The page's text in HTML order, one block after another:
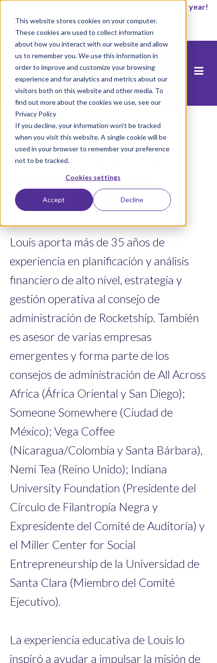
This website stores cookies on your computer.
These cookies are used to collect information
about how you interact with our website and allow
us to remember you. We use this information in
order to improve and customize your browsing
experience and for analytics and metrics about our
visitors both on this website and other media. To
find out more about the cookies we use, see our
Privacy Policy
If you decline, your information won’t be tracked
when you visit this website. A single cookie will be
used in your browser to remember your preference
not to be tracked.
Cookies settings
Accept Decline
It’s not too late to enroll for the 2026-2027 school year!
Empezar ahora
Inicio/Personal
Louis Jordan, Director
Financiero y Asesor
Empresarial Sénior
Louis aporta más de 35 años de
experiencia en planificación y análisis
financiero de alto nivel, estrategia y
gestión operativa al consejo de
administración de Rocketship. También
es asesor de varias empresas
emergentes y forma parte de los
consejos de administración de All Across
Africa (África Oriental y San Diego);
Someone Somewhere (Ciudad de
México); Vega Coffee
(Nicaragua/Colombia y Santa Bárbara),
Nemi Tea (Reino Unido); Indiana
University Foundation (Presidente del
Círculo de Filantropía Negra y
Expresidente del Comité de Auditoría) y
el Miller Center for Social
Entrepreneurship de la Universidad de
Santa Clara (Miembro del Comité
Ejecutivo).
La experiencia educativa de Louis lo
inspiró a ayudar a impulsar la misión de